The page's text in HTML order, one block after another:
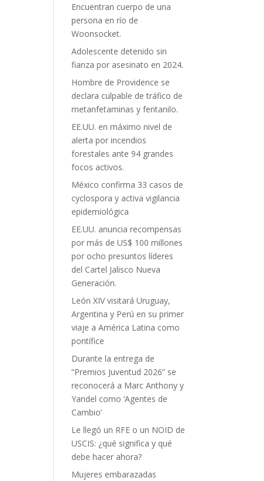
Encuentran cuerpo de una
persona en río de
Woonsocket.
Adolescente detenido sin
fianza por asesinato en 2024.
Hombre de Providence se
declara culpable de tráfico de
metanfetaminas y fentanilo.
EE.UU. en máximo nivel de
alerta por incendios
forestales ante 94 grandes
focos activos.
México confirma 33 casos de
cyclospora y activa vigilancia
epidemiológica
EE.UU. anuncia recompensas
por más de US$ 100 millones
por ocho presuntos líderes
del Cartel Jalisco Nueva
Generación.
León XIV visitará Uruguay,
Argentina y Perú en su primer
viaje a América Latina como
pontífice
Durante la entrega de
“Premios Juventud 2026” se
reconocerá a Marc Anthony y
Yandel como ‘Agentes de
Cambio’
Le llegó un RFE o un NOID de
USCIS: ¿qué significa y qué
debe hacer ahora?
Mujeres embarazadas